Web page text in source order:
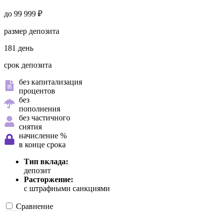
до 99 999 ₽
размер депозита
181 день
срок депозита
без капитализация
процентов
без
пополнения
без частичного
снятия
начисление %
в конце срока
Тип вклада:
депозит
Расторжение:
с штрафными санкциями
Сравнение